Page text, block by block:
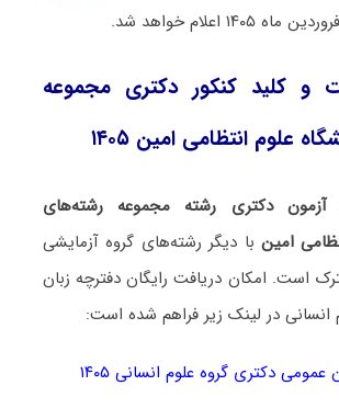
۱۴۰۵ اعلام خواهد شد.
و کلید کنکور دکتری مجموعه
علوم انتظامی امین ۱۴۰۵
آزمون دکتری رشته مجموعه رشته‌های
امین با دیگر رشته‌های گروه آزمایشی
است. امکان دریافت رایگان دفترچه زبان
انسانی در لینک‌ زیر فراهم شده است:
عمومی دکتری گروه علوم انسانی ۱۴۰۵